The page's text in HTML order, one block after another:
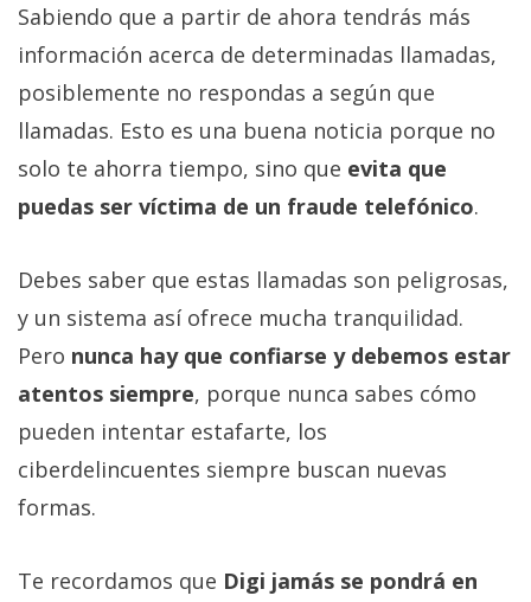
Sabiendo que a partir de ahora tendrás más
información acerca de determinadas llamadas,
posiblemente no respondas a según que
llamadas. Esto es una buena noticia porque no
solo te ahorra tiempo, sino que evita que
puedas ser víctima de un fraude telefónico.
Debes saber que estas llamadas son peligrosas,
y un sistema así ofrece mucha tranquilidad.
Pero nunca hay que confiarse y debemos estar
atentos siempre, porque nunca sabes cómo
pueden intentar estafarte, los
ciberdelincuentes siempre buscan nuevas
formas.
Te recordamos que Digi jamás se pondrá en